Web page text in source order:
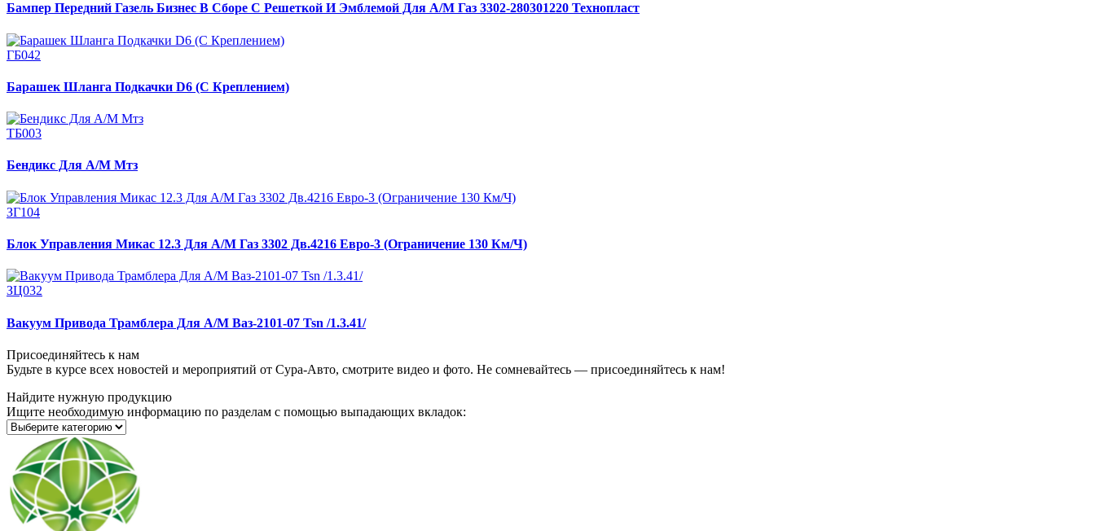
Бампер Передний Газель Бизнес В Сборе С Решеткой И Эмблемой Для А/М Газ 3302-280301220 Технопласт
ГБ042
Барашек Шланга Подкачки D6 (С Креплением)
ТБ003
Бендикс Для А/М Мтз
ЗГ104
Блок Управления Микас 12.3 Для А/М Газ 3302 Дв.4216 Евро-3 (Ограничение 130 Км/Ч)
ЗЦ032
Вакуум Привода Трамблера Для А/М Ваз-2101-07 Tsn /1.3.41/
Присоединяйтесь к нам
Будьте в курсе всех новостей и мероприятий от Сура-Авто, смотрите видео и фото. Не сомневайтесь — присоединяйтесь к нам!
Найдите нужную продукцию
Ищите необходимую информацию по разделам с помощью выпадающих вкладок: